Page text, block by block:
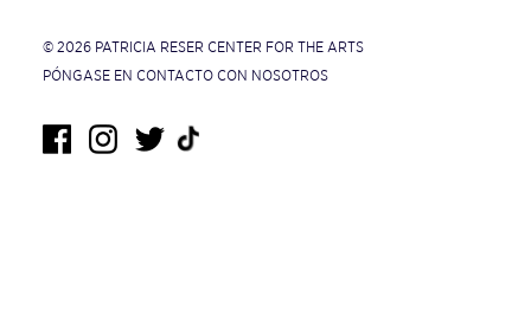
© 2026 PATRICIA RESER CENTER FOR THE ARTS
PÓNGASE EN CONTACTO CON NOSOTROS